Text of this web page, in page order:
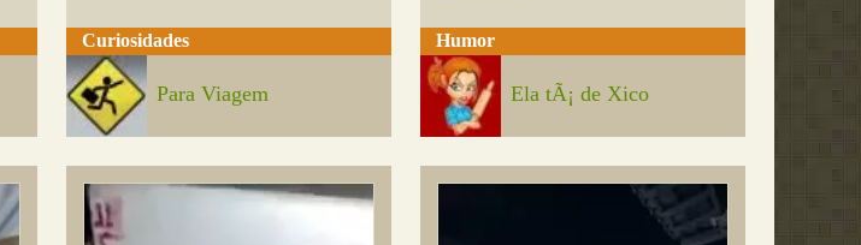
Curiosidades
Para Viagem
Humor
Ela tÃ¡ de Xico